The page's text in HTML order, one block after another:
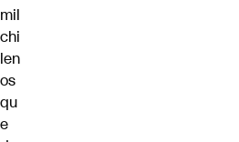
mil
chi
len
os
qu
e